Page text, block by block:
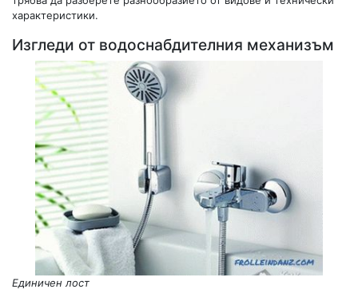
характеристики.
Изгледи от водоснабдителния механизъм
Единичен лост